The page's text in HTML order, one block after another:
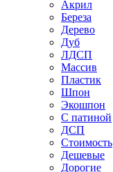
Акрил
Береза
Дерево
Дуб
ЛДСП
Массив
Пластик
Шпон
Экошпон
С патиной
ДСП
Стоимость
Дешевые
Дорогие